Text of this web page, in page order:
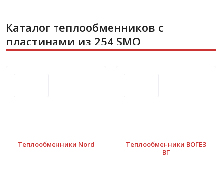
Каталог теплообменников с
пластинами из 254 SMO
Теплообменники Nord
Теплообменники ВОГЕЗ
ВТ